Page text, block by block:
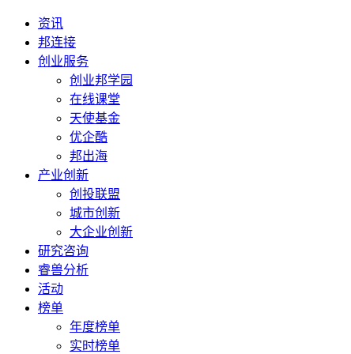
资讯
邦连接
创业服务
创业邦学园
在线课堂
天使基金
优企酷
邦出海
产业创新
创投联盟
城市创新
大企业创新
研究咨询
睿兽分析
活动
榜单
年度榜单
实时榜单